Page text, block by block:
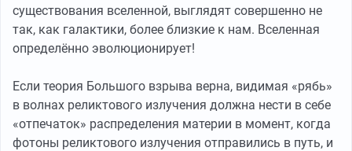
существования вселенной, выглядят совершенно не
так, как галактики, более близкие к нам. Вселенная
определённо эволюционирует!
Если теория Большого взрыва верна, видимая «рябь»
в волнах реликтового излучения должна нести в себе
«отпечаток» распределения материи в момент, когда
фотоны реликтового излучения отправились в путь, и